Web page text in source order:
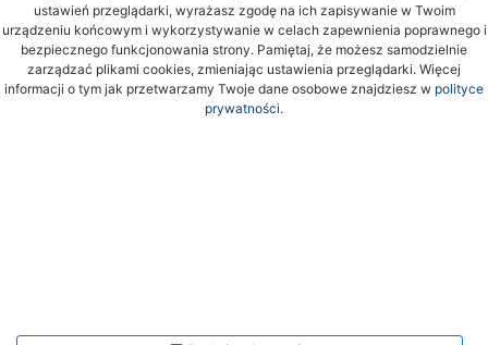
ustawień przeglądarki, wyrażasz zgodę na ich zapisywanie w Twoim
urządzeniu końcowym i wykorzystywanie w celach zapewnienia poprawnego i
bezpiecznego funkcjonowania strony. Pamiętaj, że możesz samodzielnie
zarządzać plikami cookies, zmieniając ustawienia przeglądarki. Więcej
informacji o tym jak przetwarzamy Twoje dane osobowe znajdziesz w polityce
prywatności.